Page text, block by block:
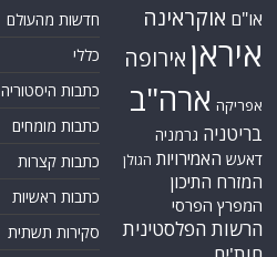
או"ם אוקראינה
איראן אירופה
אפריקה ארה"ב
בריטניה גרמניה
דאעש האמירויות הגולן
המזרח התיכון
המפרץ הפרסי
הרשות הפלסטינית
חדשות מהעולם
כללי
כתבות היסטוריה
כתבות מומחים
כתבות קצרות
כתבות ראשיות
סקירות תשתית